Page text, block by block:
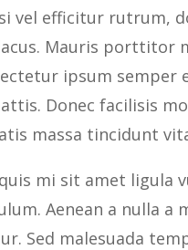
vel efficitur rutrum,
Mauris porttitor
ipsum semper
Donec facilisis
massa tincidunt
mi sit amet ligula
Aenean a nulla
Sed malesuada